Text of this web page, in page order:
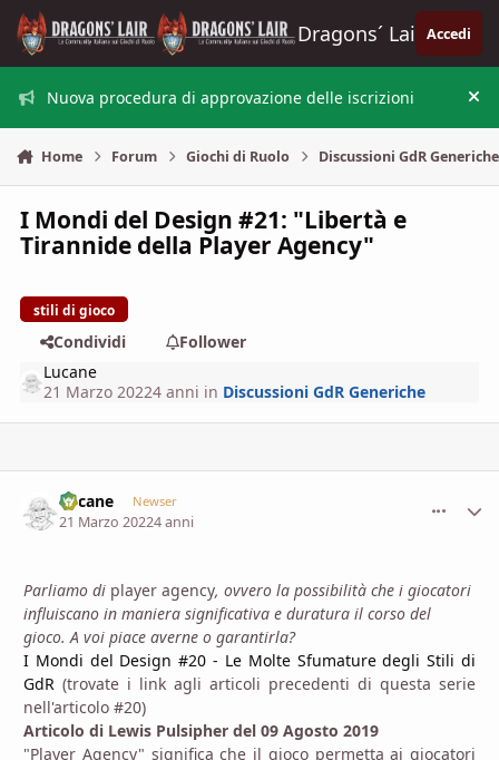
Vai al contenuto
Dragons´ Lair Accedi
Nuova procedura di approvazione delle iscrizioni
Home Forum Giochi di Ruolo Discussioni GdR Generiche
I Mondi del Design #21: "Libertà e
Tirannide della Player Agency"
stili di gioco
Condividi
Follower
Lucane
21 Marzo 20224 anni in Discussioni GdR Generiche
Lucane Newser
21 Marzo 20224 anni
Parliamo di player agency, ovvero la possibilità che i giocatori
influiscano in maniera significativa e duratura il corso del
gioco. A voi piace averne o garantirla?
I Mondi del Design #20 - Le Molte Sfumature degli Stili di
GdR (trovate i link agli articoli precedenti di questa serie
nell'articolo #20)
Articolo di Lewis Pulsipher del 09 Agosto 2019
"Player Agency" significa che il gioco permetta ai giocatori